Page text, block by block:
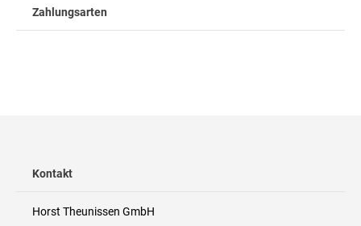
Zahlungsarten
Kontakt
Horst Theunissen GmbH